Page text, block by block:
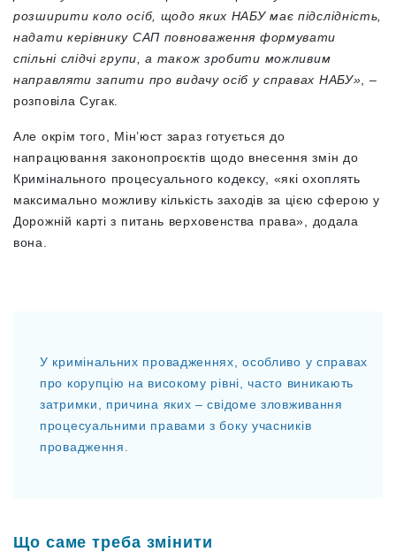
розширити коло осіб, щодо яких НАБУ має підслідність,
надати керівнику САП повноваження формувати
спільні слідчі групи, а також зробити можливим
направляти запити про видачу осіб у справах НАБУ» , –
розповіла Сугак.
Але окрім того, Мін’юст зараз готується до
напрацювання законопроєктів щодо внесення змін до
Кримінального процесуального кодексу, «які охоплять
максимально можливу кількість заходів за цією сферою у
Дорожній карті з питань верховенства права», додала
вона.
У кримінальних провадженнях, особливо у справах
про корупцію на високому рівні, часто виникають
затримки, причина яких – свідоме зловживання
процесуальними правами з боку учасників
провадження.
Що саме треба змінити